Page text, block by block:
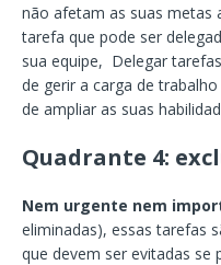
não afetam as suas metas
tarefa que pode ser
sua equipe, Delegar
de gerir a carga de
de ampliar as suas
Quadrante 4:
Nem urgente nem
eliminadas), essas tarefas
que devem ser evitadas se